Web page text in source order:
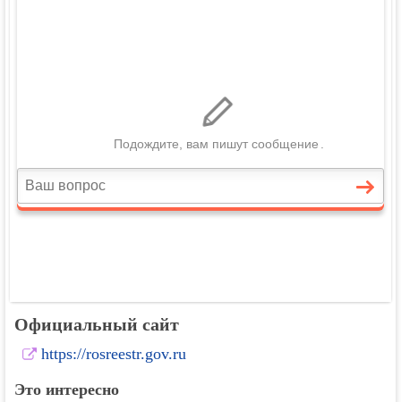
Официальный сайт
https://rosreestr.gov.ru
Это интересно